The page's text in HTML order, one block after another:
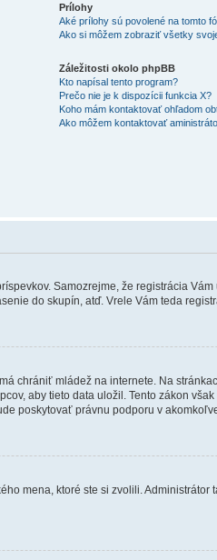
Prílohy
Aké prílohy sú povolené na tomto
Ako si môžem zobraziť všetky
Záležitosti okolo phpBB
Kto napísal tento program?
Prečo nie je k dispozícii funkcia X?
Koho mám kontaktovať ohľadom
Ako môžem kontaktovať
Samozrejme, že registrácia
do skupín, atď. Vrele Vám teda
chrániť mládež na internete. Na
aby tieto data uložil. Tento zákon
poskytovať právnu podporu v
mena, ktoré ste si zvolili.